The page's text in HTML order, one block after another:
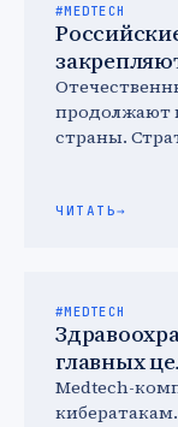
#MEDTECH
продолжают
страны.
ЧИТАТЬ→
#MEDTECH
главных
Medtech-